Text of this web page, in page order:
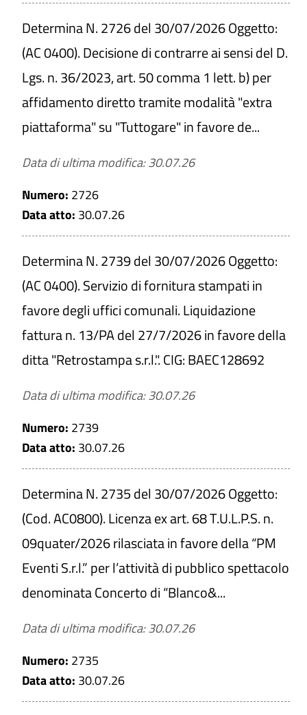
Determina N. 2726 del 30/07/2026 Oggetto:
(AC 0400). Decisione di contrarre ai sensi del D.
Lgs. n. 36/2023, art. 50 comma 1 lett. b) per
affidamento diretto tramite modalità "extra
piattaforma" su "Tuttogare" in favore de...
Data di ultima modifica: 30.07.26
Numero: 2726
Data atto: 30.07.26
Determina N. 2739 del 30/07/2026 Oggetto:
(AC 0400). Servizio di fornitura stampati in
favore degli uffici comunali. Liquidazione
fattura n. 13/PA del 27/7/2026 in favore della
ditta "Retrostampa s.r.l.". CIG: BAEC128692
Data di ultima modifica: 30.07.26
Numero: 2739
Data atto: 30.07.26
Determina N. 2735 del 30/07/2026 Oggetto:
(Cod. AC0800). Licenza ex art. 68 T.U.L.P.S. n.
09quater/2026 rilasciata in favore della “PM
Eventi S.r.l.” per l’attività di pubblico spettacolo
denominata Concerto di “Blanco&...
Data di ultima modifica: 30.07.26
Numero: 2735
Data atto: 30.07.26